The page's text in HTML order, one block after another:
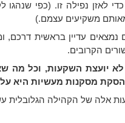
לאזן נפילה זו. (כפי שנהגו
משקיעים עצמם.)
עדיין בראשית דרכם,
הקרובים.
יועצת השקעות, וכל מה
הסקת מסקנות מעשיות היא
אלה של הקהילה הגלובלית